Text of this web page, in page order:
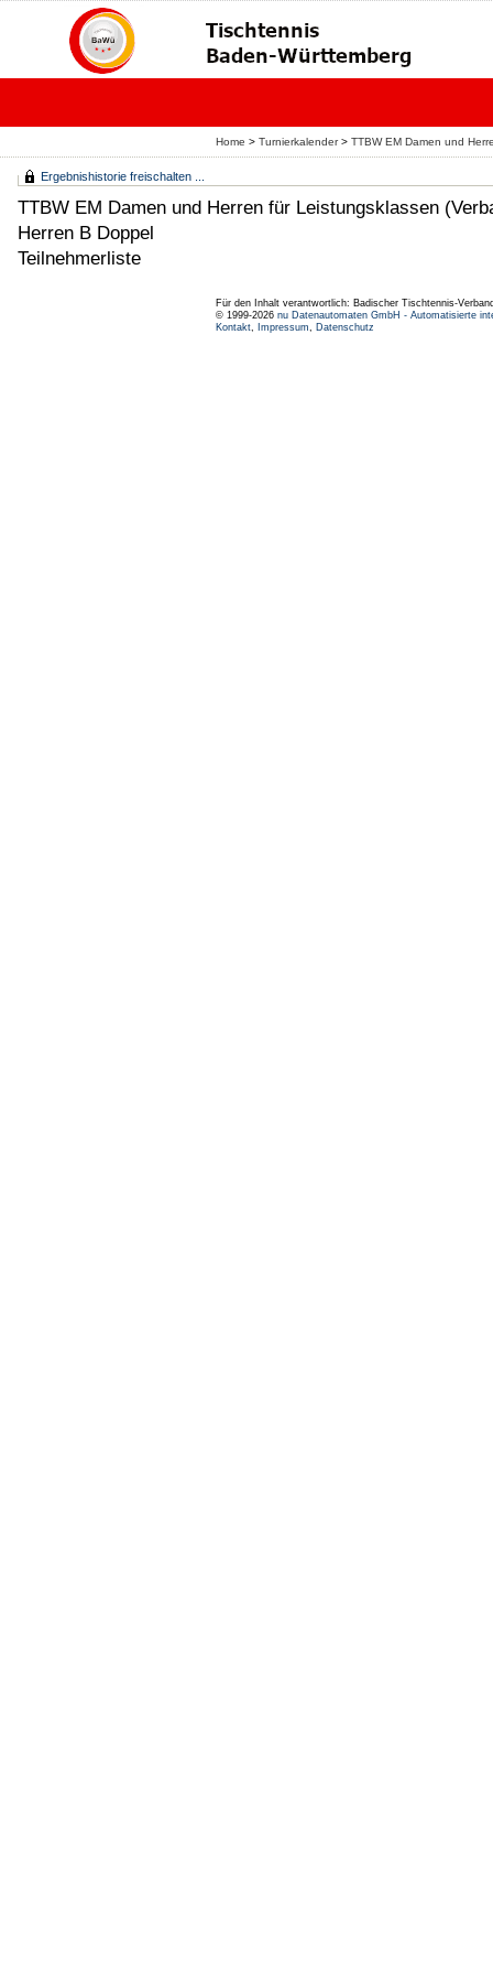
Home > Turnierkalender> TTBW EM Damen und
Ergebnishistorie freischalten ...
TTBW EM Damen und Herren für Leistungsklassen
Herren B Doppel
Teilnehmerliste
Für den Inhalt verantwortlich: Badischer Tischtennis-
© 1999-2026 nu Datenautomaten GmbH - Automatisierte
Kontakt, Impressum, Datenschutz